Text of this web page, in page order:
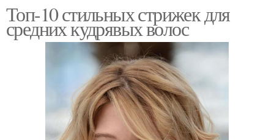
Топ-10 стильных стрижек для
средних кудрявых волос